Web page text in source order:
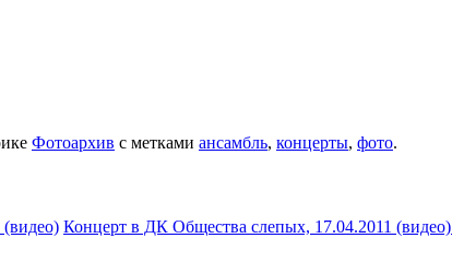
Фотоархив с метками ансамбль, концерты, фото.
Концерт в ДК Общества слепых, 17.04.2011 (видео)